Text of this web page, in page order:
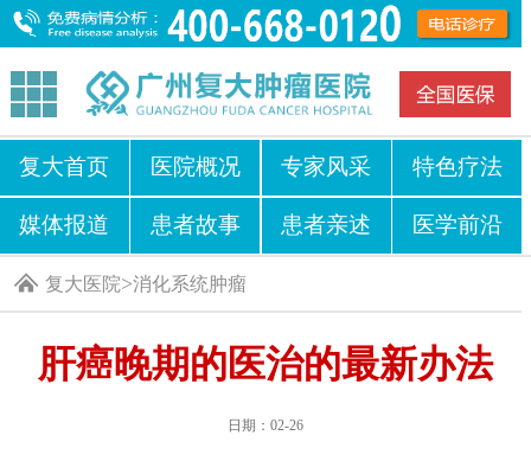
复大首页 医院概况 专家风采 特色疗法
媒体报道 患者故事 患者亲述 医学前沿
复大医院>消化系统肿瘤
肝癌晚期的医治的最新办法
日期：02-26